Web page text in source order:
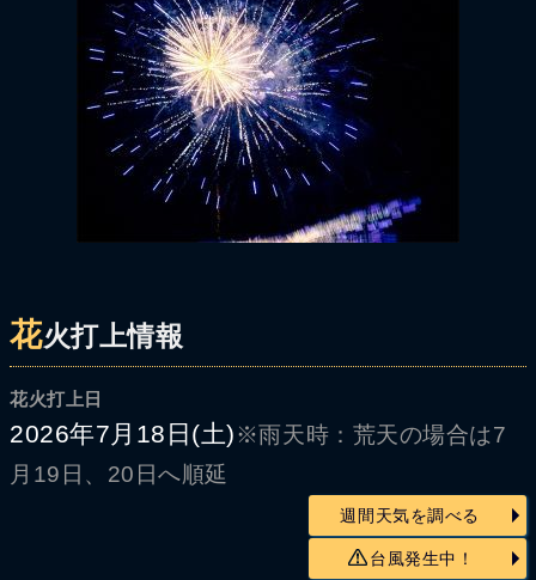
花火打上情報
花火打上日
2026年7月18日(土)※雨天時：荒天の場合は7
月19日、20日へ順延
週間天気を調べる
台風発生中！